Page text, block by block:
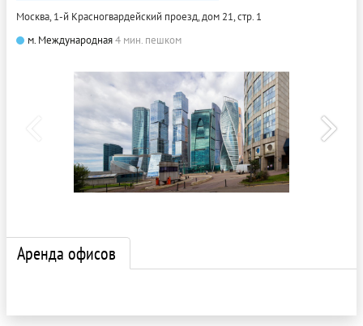
Москва, 1-й Красногвардейский проезд, дом 21, стр. 1
м. Международная4 мин. пешком
Аренда офисов